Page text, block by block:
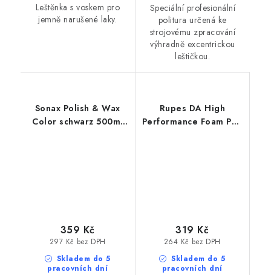
Leštěnka s voskem pro
jemně narušené laky.
Speciální profesionální
politura určená ke
strojovému zpracování
výhradně excentrickou
leštičkou.
Sonax Polish & Wax
Color schwarz 500ml
Skladem do 5
pracovních dní
297 Kč bez DPH
359 Kč
Rupes DA High
Performance Foam Pad
Skladem do 5
pracovních dní
264 Kč bez DPH
319 Kč